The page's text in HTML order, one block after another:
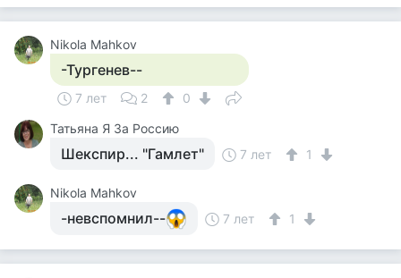
Nikola Mahkov
-Тургенев--
7 лет 2
0
Татьяна Я За Россию
Шекспир... "Гамлет" 7 лет 1
Nikola Mahkov
-невспомнил-- 7 лет 1